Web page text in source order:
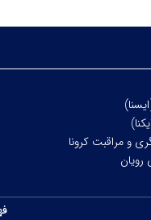
و مراقبت کرونا